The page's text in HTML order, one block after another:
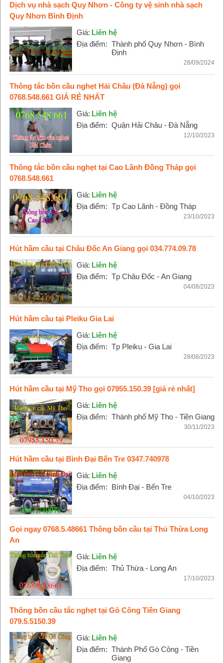
Dịch vụ nhà sạch Quy Nhơn - Công ty vệ sinh nhà sạch
Quy Nhơn Bình Định
Giá: Liên hệ
Địa điểm: Thành phố Quy Nhơn - Bình
Định
28/09/2024
Thông tắc bồn cầu nghẹt Hải Châu (Đà Nẵng) gọi
0768.548.661 GIÁ RẺ NHẤT
Giá: Liên hệ
Địa điểm: Quận Hải Châu - Đà Nẵng
12/10/2023
Thông tắc bồn cầu nghẹt tại Cao Lãnh Đồng Tháp gọi
0768.548.661
Giá: Liên hệ
Địa điểm: Tp Cao Lãnh - Đồng Tháp
23/10/2023
Hút hầm cầu tại Châu Đốc An Giang gọi 034.774.09.78
Giá: Liên hệ
Địa điểm: Tp Châu Đốc - An Giang
04/08/2023
Hút hầm cầu tại Pleiku Gia Lai
Giá: Liên hệ
Địa điểm: Tp Pleiku - Gia Lai
28/08/2023
Hút hầm cầu tại Mỹ Tho gọi 07955.150.39 [giá rẻ nhất]
Giá: Liên hệ
Địa điểm: Thành phố Mỹ Tho - Tiền Giang
30/11/2023
Hút hầm cầu tại Bình Đại Bến Tre 0347.740978
Giá: Liên hệ
Địa điểm: Bình Đại - Bến Tre
04/10/2023
Gọi ngay 0768.5.48661 Thông bồn cầu tại Thủ Thừa Long
An
Giá: Liên hệ
Địa điểm: Thủ Thừa - Long An
17/10/2023
Thông bồn cầu tắc nghẹt tại Gò Công Tiền Giang
079.5.5150.39
Giá: Liên hệ
Địa điểm: Thành Phố Gò Công - Tiền
Giang